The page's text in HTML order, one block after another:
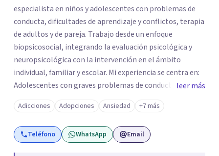
especialista en niños y adolescentes con problemas de
conducta, dificultades de aprendizaje y conflictos, terapia
de adultos y de pareja. Trabajo desde un enfoque
biopsicosocial, integrando la evaluación psicológica y
neuropsicológica con la intervención en el ámbito
individual, familiar y escolar. Mi experiencia se centra en:
Adolescentes con graves problemas de conducta y
rebeldía. TDAH, dificultades de aprendizaje y control de
impulsos. Intervención con familias y terapia de pareja
para mejorar la convivencia. Intervención de conductas de
riesgo y asesoramiento a padres y familias. Aplico
leer más
Adicciones Adopciones Ansiedad +7 más
Teléfono WhatsApp Email